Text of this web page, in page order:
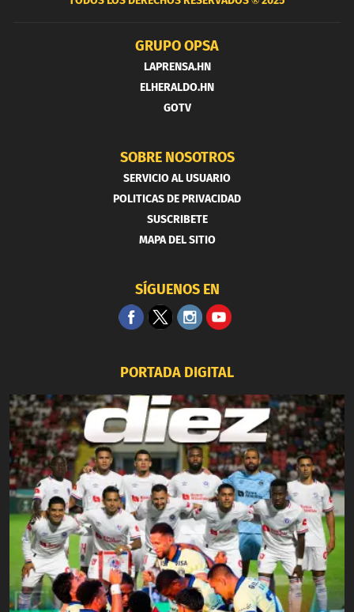
GRUPO OPSA
LAPRENSA.HN
ELHERALDO.HN
GOTV
SOBRE NOSOTROS
SERVICIO AL USUARIO
POLITICAS DE PRIVACIDAD
SUSCRIBETE
MAPA DEL SITIO
SÍGUENOS EN
PORTADA DIGITAL